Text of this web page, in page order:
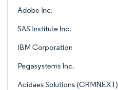
Adobe Inc.
SAS Institute Inc.
IBM Corporation
Pegasystems Inc.
Acidaes Solutions (CRMNEXT)